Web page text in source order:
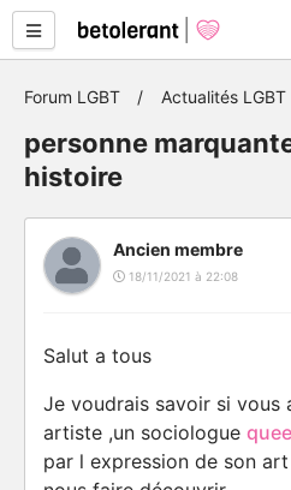
Forum LGBT Actualités LGBT
personne
histoire
Ancien membre
18/11/2021 à 22:08
Salut a tous
Je voudrais savoir si vous
artiste ,un sociologue
par l expression de son